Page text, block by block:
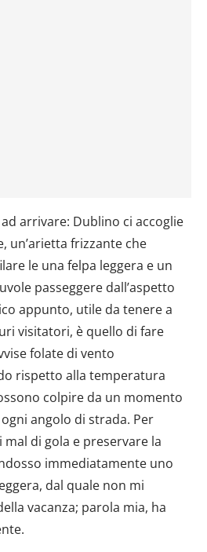
arrivare: Dublino ci accoglie
un’arietta frizzante che
le una felpa leggera e un
passeggere dall’aspetto
appunto, utile da tenere a
visitatori, è quello di fare
folate di vento
rispetto alla temperatura
colpire da un momento
angolo di strada. Per
di gola e preservare la
immediatamente uno
dal quale non mi
vacanza; parola mia, ha